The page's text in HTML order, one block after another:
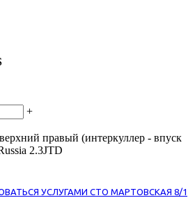
+
правый (интеркуллер - впуск
2.3JTD
УСЛУГАМИ СТО МАРТОВСКАЯ 8/1